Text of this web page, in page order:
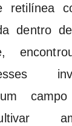
retilínea
dentro